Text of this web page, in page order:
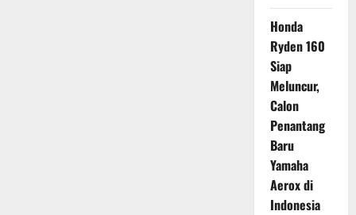
Honda
Ryden 160
Siap
Meluncur,
Calon
Penantang
Baru
Yamaha
Aerox di
Indonesia